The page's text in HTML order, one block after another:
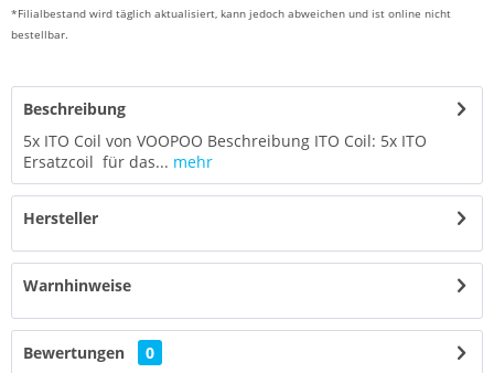
*Filialbestand wird täglich aktualisiert, kann jedoch abweichen und ist online nicht
bestellbar.
Beschreibung
5x ITO Coil von VOOPOO Beschreibung ITO Coil: 5x ITO
Ersatzcoil für das... mehr
Hersteller
Warnhinweise
Bewertungen
0